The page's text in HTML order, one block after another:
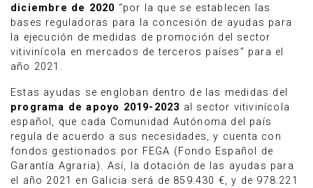
Anúnciate
diciembre de 2020 “por la que se establecen las
bases reguladoras para la concesión de ayudas para
la ejecución de medidas de promoción del sector
vitivinícola en mercados de terceros países” para el
año 2021.
Estas ayudas se engloban dentro de las medidas del
programa de apoyo 2019-2023 al sector vitivinícola
español, que cada Comunidad Autónoma del país
regula de acuerdo a sus necesidades, y cuenta con
fondos gestionados por FEGA (Fondo Español de
Garantía Agraria). Así, la dotación de las ayudas para
el año 2021 en Galicia será de 859.430 €, y de 978.221